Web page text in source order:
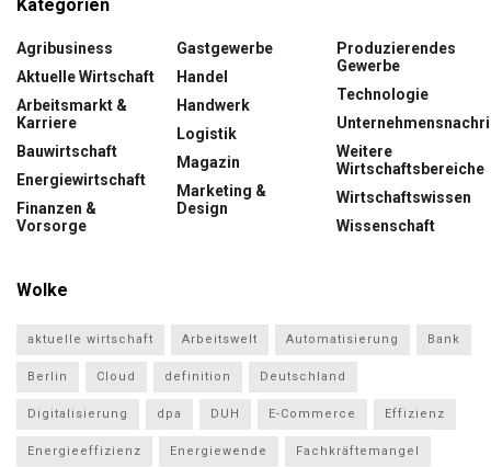
Kategorien
Agribusiness
Aktuelle Wirtschaft
Arbeitsmarkt &
Karriere
Bauwirtschaft
Energiewirtschaft
Finanzen &
Vorsorge
Gastgewerbe
Handel
Handwerk
Logistik
Magazin
Marketing &
Design
Produzierendes
Gewerbe
Technologie
Weitere
Wirtschaftsbereiche
Wirtschaftswissen
Wissenschaft
Wolke
aktuelle wirtschaft Arbeitswelt Automatisierung Bank
Berlin Cloud definition Deutschland
Digitalisierung dpa DUH E-Commerce Effizienz
Energieeffizienz Energiewende Fachkräftemangel